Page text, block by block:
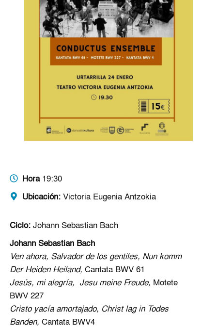
Hora19:30
Ubicación:Victoria Eugenia Antzokia
Ciclo: Johann Sebastian Bach
Johann Sebastian Bach
Ven ahora, Salvador de los gentiles, Nun komm
Der Heiden Heiland, Cantata BWV 61
Jesús, mi alegría, Jesu meine Freude, Motete
BWV 227
Cristo yacía amortajado, Christ lag in Todes
Banden, Cantata BWV4